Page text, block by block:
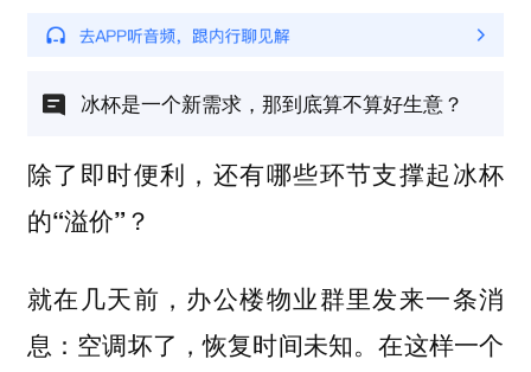
冰杯是一个新需求，那到底算不算好生意？
除了即时便利，还有哪些环节支撑起冰杯
的“溢价”？
就在几天前，办公楼物业群里发来一条消
息：空调坏了，恢复时间未知。在这样一个